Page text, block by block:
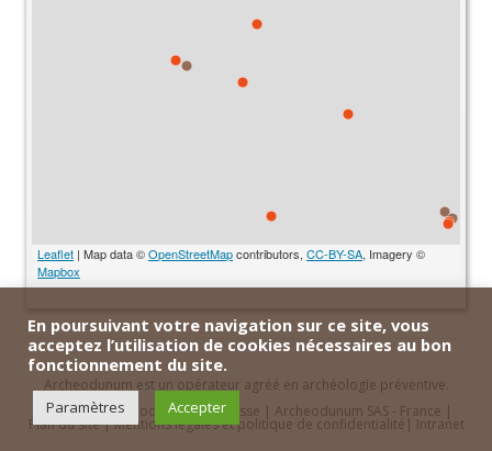
Leaflet | Map data ©OpenStreetMapcontributors, CC-BY-SA, Imagery ©
Mapbox
Archeodunum est un opérateur agréé en archéologie préventive.
Contact|Archeodunum SA - Suisse | Archeodunum SAS - France |
Plan du site|Mentions légales et politique de confidentialité | Intranet
En poursuivant votre navigation sur ce site, vous
acceptez l’utilisation de cookies nécessaires au bon
fonctionnement du site.
Paramètres Accepter